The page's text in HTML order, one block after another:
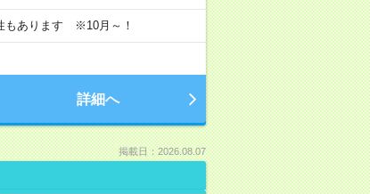
もあります ※10月～！
詳細へ
掲載日：2026.08.07